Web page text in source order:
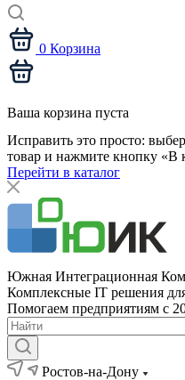
0 Корзина
Ваша корзина пуста
Исправить это просто:
товар и нажмите кнопку «В
Перейти в каталог
Южная Интеграционная
Комплексные IT решения
Помогаем предприятиям с
Ростов-на-Дону